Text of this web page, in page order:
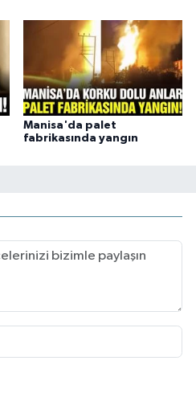
Manisa'da palet
fabrikasında yangın